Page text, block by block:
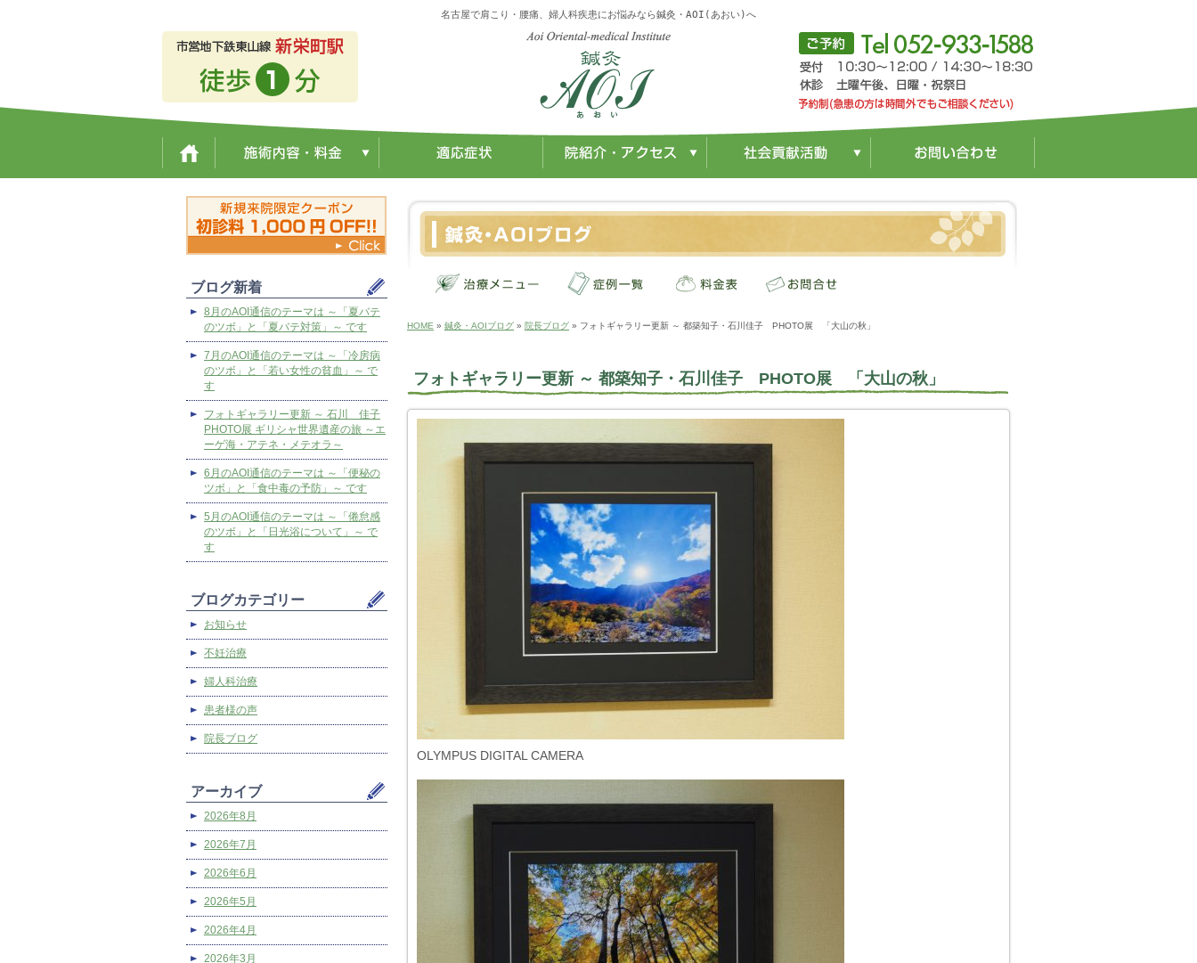
名古屋で肩こり・腰痛、婦人科疾患にお悩みなら鍼灸・AOI(あおい)へ
ブログ新着
8月のAOI通信のテーマは ～「夏バテ
のツボ」と「夏バテ対策」～ です
7月のAOI通信のテーマは ～「冷房病
のツボ」と「若い女性の貧血」～ で
す
フォトギャラリー更新 ～ 石川 佳子
PHOTO展 ギリシャ世界遺産の旅 ～エ
ーゲ海・アテネ・メテオラ～
6月のAOI通信のテーマは ～「便秘の
ツボ」と「食中毒の予防」～ です
5月のAOI通信のテーマは ～「倦怠感
のツボ」と「日光浴について」～ で
す
ブログカテゴリー
お知らせ
不妊治療
婦人科治療
患者様の声
院長ブログ
アーカイブ
2026年8月
2026年7月
2026年6月
2026年5月
2026年4月
2026年3月
HOME » 鍼灸・AOIブログ » 院長ブログ » フォトギャラリー更新 ～ 都築知子・石川佳子 PHOTO展 「大山の秋」
フォトギャラリー更新 ～ 都築知子・石川佳子 PHOTO展 「大山の秋」
OLYMPUS DIGITAL CAMERA